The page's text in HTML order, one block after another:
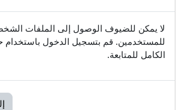
لا يمكن للضيوف الوصول إلى الملفات
للمستخدمين. قم بتسجيل الدخول
الكامل للمتابعة.